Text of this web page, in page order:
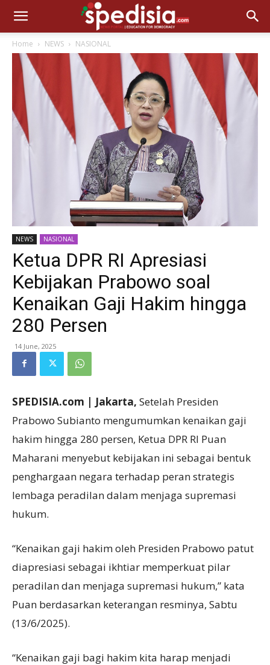
Home NEWS NASIONAL
NEWS NASIONAL
Ketua DPR RI Apresiasi
Kebijakan Prabowo soal
Kenaikan Gaji Hakim hingga
280 Persen
14 June, 2025
SPEDISIA.com | Jakarta, Setelah Presiden
Prabowo Subianto mengumumkan kenaikan gaji
hakim hingga 280 persen, Ketua DPR RI Puan
Maharani menyebut kebijakan ini sebagai bentuk
penghargaan negara terhadap peran strategis
lembaga peradilan dalam menjaga supremasi
hukum.
“Kenaikan gaji hakim oleh Presiden Prabowo patut
diapresiasi sebagai ikhtiar memperkuat pilar
peradilan dan menjaga supremasi hukum,” kata
Puan berdasarkan keterangan resminya, Sabtu
(13/6/2025).
“Kenaikan gaji bagi hakim kita harap menjadi